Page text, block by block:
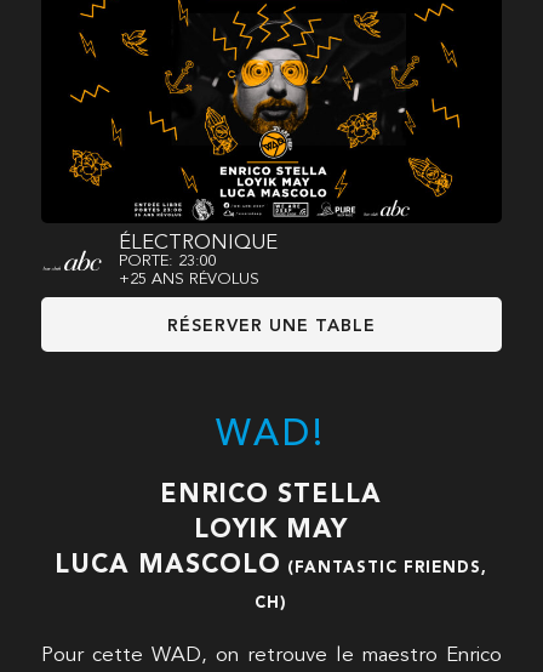
ÉLECTRONIQUE
PORTE: 23:00
+25 ANS RÉVOLUS
RÉSERVER UNE TABLE
WAD!
ENRICO STELLA
LOYIK MAY
LUCA MASCOLO
(FANTASTIC FRIENDS,
CH)
Pour cette WAD, on retrouve le maestro Enrico